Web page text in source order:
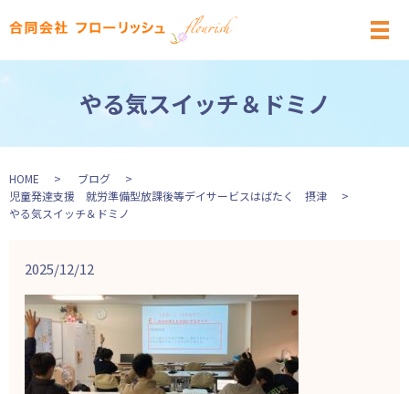
メ
やる気スイッチ＆ドミノ
HOME
ブログ
児童発達支援 就労準備型放課後等デイサービスはばたく 摂津
やる気スイッチ＆ドミノ
2025/12/12